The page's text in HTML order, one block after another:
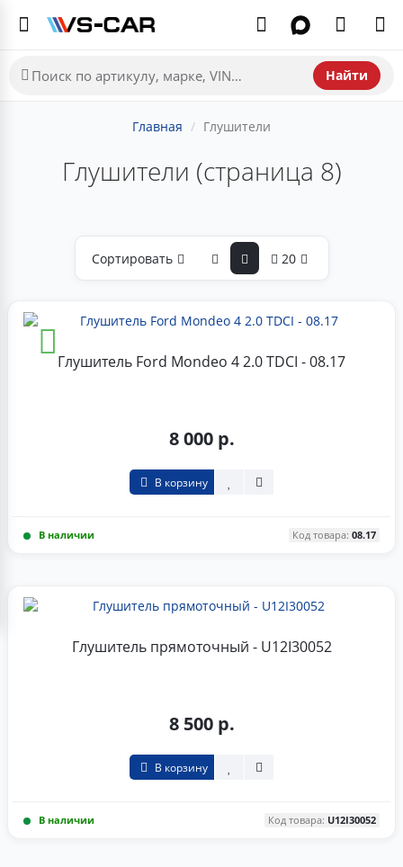
Найти
Главная Глушители
Глушители (страница 8)
Сортировать 20
Глушитель Ford Mondeo 4 2.0 TDCI - 08.17
8 000 р.
В корзину
В наличии Код товара: 08.17
Глушитель прямоточный - U12I30052
8 500 р.
В корзину
В наличии Код товара: U12I30052